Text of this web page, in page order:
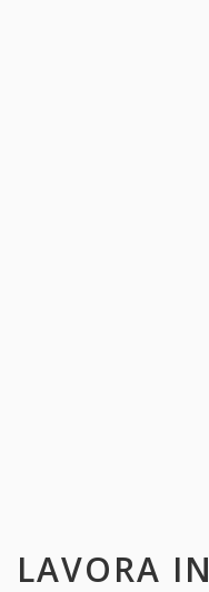
LAVORA IN